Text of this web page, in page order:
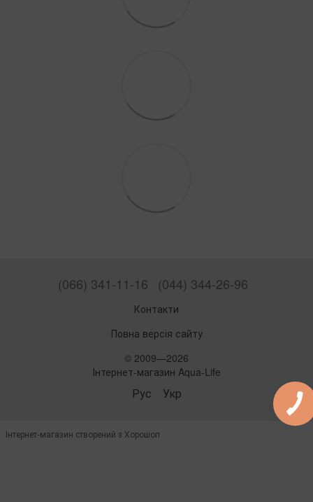
(066) 341-11-16 (044) 344-26-96
Контакти
Повна версія сайту
© 2009—2026
Інтернет-магазин Aqua-Life
Рус Укр
Інтернет-магазин створений з Хорошоп